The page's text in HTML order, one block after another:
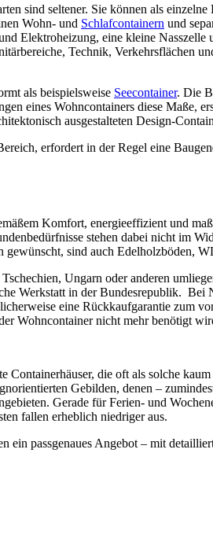
sind seltener. Sie können als
Wohn- und Schlafcontainern und
Elektroheizung, eine kleine
Technik, Verkehrsflächen
als beispielsweise Seecontainer. Die
eines Wohncontainers diese Maße,
ausgestalteten Design-
erfordert in der Regel eine
Komfort, energieeffizient und
stehen dabei nicht im
sind auch Edelholzböden,
Ungarn oder anderen
Werkstatt in der Bundesrepublik.
eine Rückkaufgarantie zum
Wohncontainer nicht mehr benötigt
die oft als solche
Gebilden, denen –
Gerade für Ferien- und
fallen erheblich niedriger aus.
ein passgenaues Angebot – mit